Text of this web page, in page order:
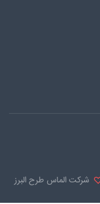
شرکت الماس طرح البرز